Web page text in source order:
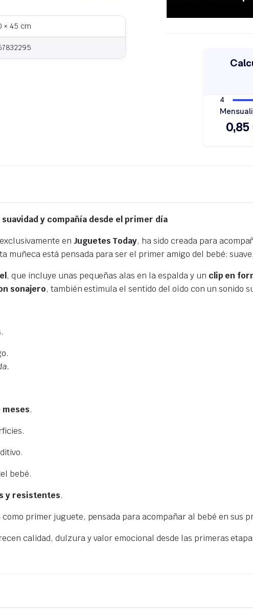
× 45 cm
y compañía desde el primer día
en Juguetes Today, ha sido creada para
muñeca está pensada para ser el primer amigo del bebé:
, que incluye unas pequeñas alas en la espalda y un clip en
sonajero, también estimula el sentido del oído con un sonido
meses.
bebé.
y resistentes.
primer juguete, pensada para acompañar al bebé en sus
calidad, dulzura y valor emocional desde las primeras